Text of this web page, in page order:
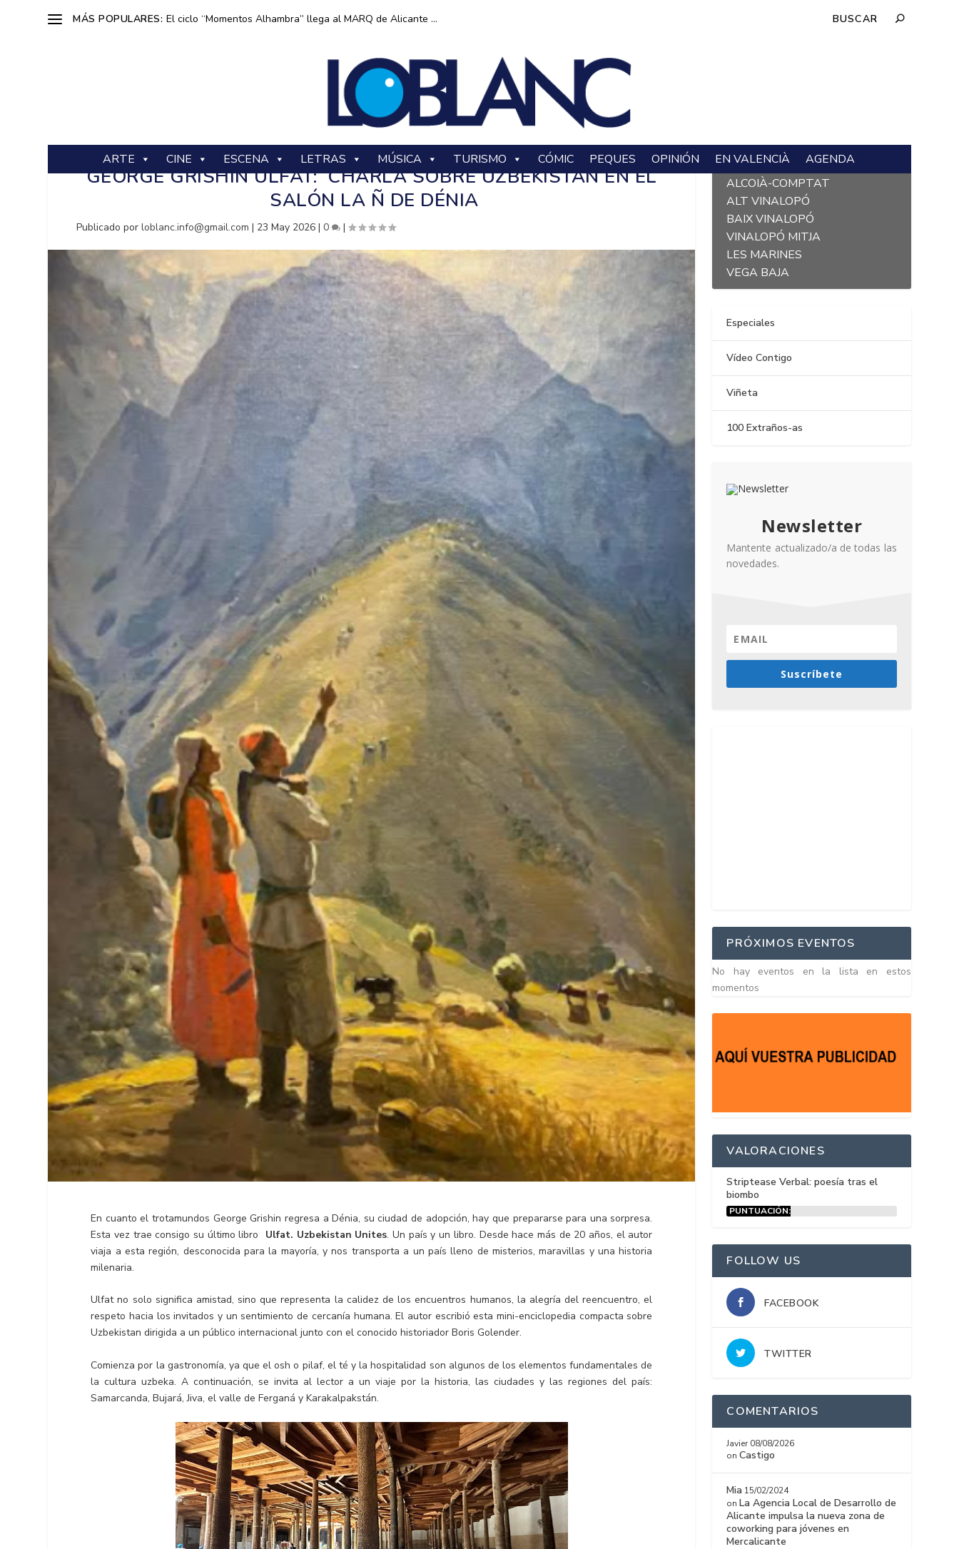
MÁS POPULARES: El ciclo “Momentos Alhambra” llega al MARQ de Alicante ...
ARTE CINE ESCENA LETRAS MÚSICA TURISMO CÓMIC PEQUES OPINIÓN EN VALENCIÀ AGENDA
GEORGE GRISHIN ULFAT: CHARLA SOBRE UZBEKISTAN EN EL
SALÓN LA Ñ DE DÉNIA
Publicado porloblanc.info@gmail.com | 23 May 2026 |0 |
En cuanto el trotamundos George Grishin regresa a Dénia, su ciudad de adopción, hay que prepararse para una sorpresa.
Esta vez trae consigo su último libro Ulfat. Uzbekistan Unites. Un país y un libro. Desde hace más de 20 años, el autor
viaja a esta región, desconocida para la mayoría, y nos transporta a un país lleno de misterios, maravillas y una historia
milenaria.
Ulfat no solo significa amistad, sino que representa la calidez de los encuentros humanos, la alegría del reencuentro, el
respeto hacia los invitados y un sentimiento de cercanía humana. El autor escribió esta mini-enciclopedia compacta sobre
Uzbekistan dirigida a un público internacional junto con el conocido historiador Boris Golender.
Comienza por la gastronomía, ya que el osh o pilaf, el té y la hospitalidad son algunos de los elementos fundamentales de
la cultura uzbeka. A continuación, se invita al lector a un viaje por la historia, las ciudades y las regiones del país:
Samarcanda, Bujará, Jiva, el valle de Ferganá y Karakalpakstán.
L´ALACANTÍ
ALCOIÀ-COMPTAT
ALT VINALOPÓ
BAIX VINALOPÓ
VINALOPÓ MITJA
LES MARINES
VEGA BAJA
Especiales
Vídeo Contigo
Viñeta
100 Extraños-as
Newsletter
Mantente actualizado/a de todas las
novedades.
Suscríbete
PRÓXIMOS EVENTOS
No hay eventos en la lista en estos
momentos
VALORACIONES
Striptease Verbal: poesía tras el
biombo
PUNTUACIÓN:
FOLLOW US
FACEBOOK
TWITTER
COMENTARIOS
Javier 08/08/2026
onCastigo
Mia 15/02/2024
on La Agencia Local de Desarrollo de
Alicante impulsa la nueva zona de
coworking para jóvenes en
Mercalicante